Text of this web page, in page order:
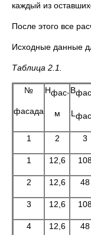
каждый из
После этого все
Исходные данные
Таблица 2.1.
№
фасада
Hфас,
м
Вфас
Lфас
1 2 3
1 12,6
2 12,6 48
3 12,6
4 12,6 48